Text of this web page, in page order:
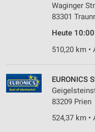
Waginger
83301
Heute
510,20 km
EURONICS
83209 Prien
524,37 km